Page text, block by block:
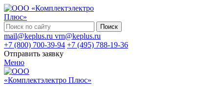
Поиск
mail@keplus.ru vrn@keplus.ru
+7 (800) 700-39-94 +7 (495) 788-19-36
Отправить заявку
Меню